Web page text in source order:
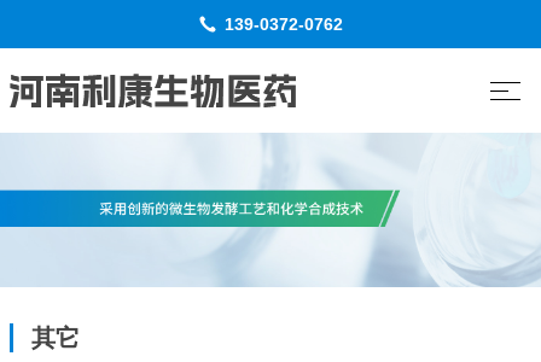
139-0372-0762
其它